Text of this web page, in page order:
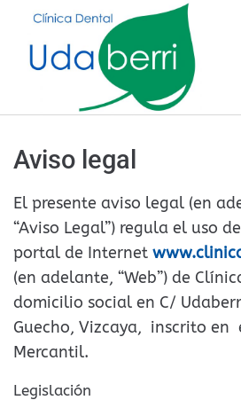
Aviso legal
El presente aviso legal (en
“Aviso Legal”) regula el uso
portal de Internet
(en adelante, “Web”) de
domicilio social en C/
Guecho, Vizcaya, inscrito en
Mercantil.
Legislación